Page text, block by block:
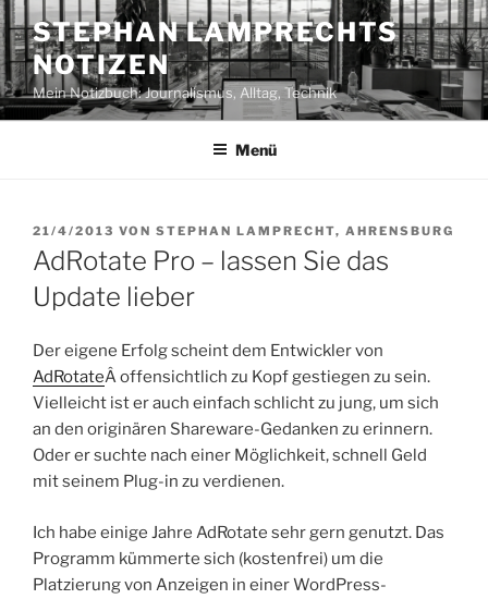
Zum
Inhalt
springen
STEPHAN LAMPRECHTS
NOTIZEN
Mein Notizbuch: Journalismus, Alltag, Technik
Menü
VERÖFFENTLICHT
AM
21/4/2013 VON STEPHAN LAMPRECHT, AHRENSBURG
AdRotate Pro – lassen Sie das
Update lieber
Der eigene Erfolg scheint dem Entwickler von
AdRotateÂ offensichtlich zu Kopf gestiegen zu sein.
Vielleicht ist er auch einfach schlicht zu jung, um sich
an den originären Shareware-Gedanken zu erinnern.
Oder er suchte nach einer Möglichkeit, schnell Geld
mit seinem Plug-in zu verdienen.
Ich habe einige Jahre AdRotate sehr gern genutzt. Das
Programm kümmerte sich (kostenfrei) um die
Platzierung von Anzeigen in einer WordPress-